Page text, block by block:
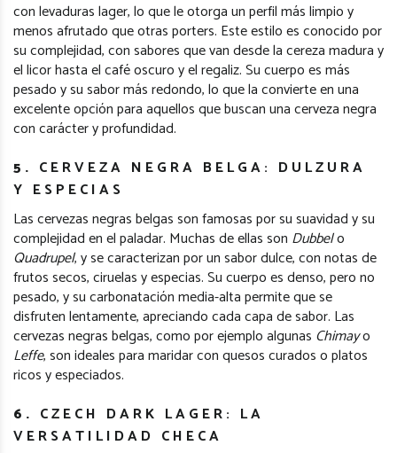
con levaduras lager, lo que le otorga un perfil más limpio y
menos afrutado que otras porters. Este estilo es conocido por
su complejidad, con sabores que van desde la cereza madura y
el licor hasta el café oscuro y el regaliz. Su cuerpo es más
pesado y su sabor más redondo, lo que la convierte en una
excelente opción para aquellos que buscan una cerveza negra
con carácter y profundidad.
5. CERVEZA NEGRA BELGA: DULZURA
Y ESPECIAS
Las cervezas negras belgas son famosas por su suavidad y su
complejidad en el paladar. Muchas de ellas son Dubbelo
Quadrupel, y se caracterizan por un sabor dulce, con notas de
frutos secos, ciruelas y especias. Su cuerpo es denso, pero no
pesado, y su carbonatación media-alta permite que se
disfruten lentamente, apreciando cada capa de sabor. Las
cervezas negras belgas, como por ejemplo algunas Chimayo
Leffe, son ideales para maridar con quesos curados o platos
ricos y especiados.
6. CZECH DARK LAGER: LA
VERSATILIDAD CHECA